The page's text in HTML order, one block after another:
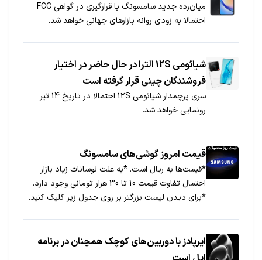
میان‌رده جدید سامسونگ با قرارگیری در گواهی FCC
احتمالا به زودی روانه بازارهای جهانی خواهد شد.
شیائومی 12S الترا در حال حاضر در اختیار
فروشندگان چینی قرار گرفته است
سری پرچمدار شیائومی 12S احتمالا در تاریخ 14 تیر
رونمایی خواهد شد.
قیمت امروز گوشی‌های سامسونگ
*قیمت‌ها به ریال است. *به علت نوسانات زیاد بازار
احتمال تفاوت قیمت 10 تا 30 هزار تومانی وجود دارد.
*برای دیدن لیست بزرگتر بر روی جدول زیر کلیک کنید.
ایرپادز با دوربین‌های کوچک همچنان در برنامه